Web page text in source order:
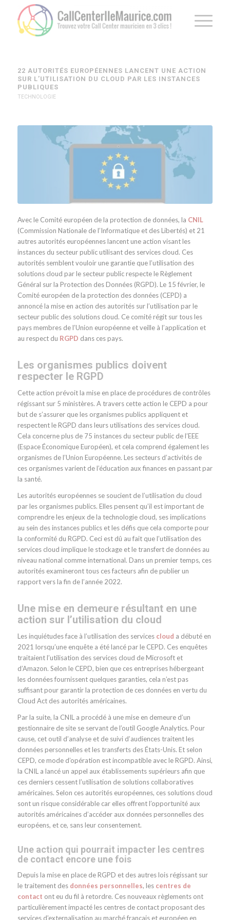
22 AUTORITÉS EUROPÉENNES LANCENT UNE ACTION
SUR L’UTILISATION DU CLOUD PAR LES INSTANCES
PUBLIQUES
TECHNOLOGIE
Avec le Comité européen de la protection de données, la CNIL
(Commission Nationale de l’Informatique et des Libertés) et 21
autres autorités européennes lancent une action visant les
instances du secteur public utilisant des services cloud. Ces
autorités semblent vouloir une garantie que l’utilisation des
solutions cloud par le secteur public respecte le Règlement
Général sur la Protection des Données (RGPD). Le 15 février, le
Comité européen de la protection des données (CEPD) a
annoncé la mise en action des autorités sur l’utilisation par le
secteur public des solutions cloud. Ce comité régit sur tous les
pays membres de l’Union européenne et veille à l’application et
au respect du RGPD dans ces pays.
Les organismes publics doivent
respecter le RGPD
Cette action prévoit la mise en place de procédures de contrôles
régissant sur 5 ministères. A travers cette action le CEPD a pour
but de s’assurer que les organismes publics appliquent et
respectent le RGPD dans leurs utilisations des services cloud.
Cela concerne plus de 75 instances du secteur public de l’EEE
(Espace Économique Européen), et cela comprend également les
organismes de l’Union Européenne. Les secteurs d’activités de
ces organismes varient de l’éducation aux finances en passant par
la santé.
Les autorités européennes se soucient de l’utilisation du cloud
par les organismes publics. Elles pensent qu’il est important de
comprendre les enjeux de la technologie cloud, ses implications
au sein des instances publics et les défis que cela comporte pour
la conformité du RGPD. Ceci est dû au fait que l’utilisation des
services cloud implique le stockage et le transfert de données au
niveau national comme international. Dans un premier temps, ces
autorités examineront tous ces facteurs afin de publier un
rapport vers la fin de l’année 2022.
Une mise en demeure résultant en une
action sur l’utilisation du cloud
Les inquiétudes face à l’utilisation des services cloud a débuté en
2021 lorsqu’une enquête a été lancé par le CEPD. Ces enquêtes
traitaient l’utilisation des services cloud de Microsoft et
d’Amazon. Selon le CEPD, bien que ces entreprises hébergeant
les données fournissent quelques garanties, cela n’est pas
suffisant pour garantir la protection de ces données en vertu du
Cloud Act des autorités américaines.
Par la suite, la CNIL a procédé à une mise en demeure d’un
gestionnaire de site se servant de l’outil Google Analytics. Pour
cause, cet outil d’analyse et de suivi d’audiences traitent les
données personnelles et les transferts des États-Unis. Et selon
CEPD, ce mode d’opération est incompatible avec le RGPD. Ainsi,
la CNIL a lancé un appel aux établissements supérieurs afin que
ces derniers cessent l’utilisation de solutions collaboratives
américaines. Selon ces autorités européennes, ces solutions cloud
sont un risque considérable car elles offrent l’opportunité aux
autorités américaines d’accéder aux données personnelles des
européens, et ce, sans leur consentement.
Une action qui pourrait impacter les centres
de contact encore une fois
Depuis la mise en place de RGPD et des autres lois régissant sur
le traitement des données personnelles, les centres de
contact ont eu du fil à retordre. Ces nouveaux règlements ont
particulièrement impacté les centres de contact proposant des
services d’externalisation au marché français et européen en